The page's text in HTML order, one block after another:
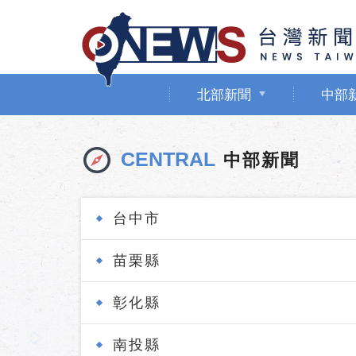
北部新聞 中部
CENTRAL 中部新聞
台中市
苗栗縣
彰化縣
南投縣